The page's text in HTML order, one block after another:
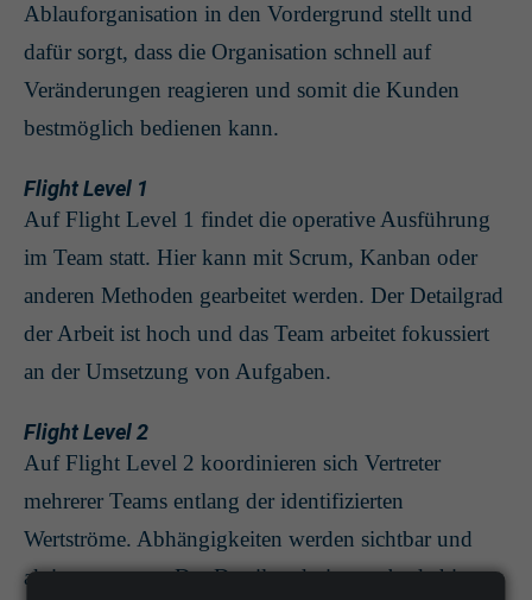
Ablauforganisation in den Vordergrund stellt und
dafür sorgt, dass die Organisation schnell auf
Veränderungen reagieren und somit die Kunden
bestmöglich bedienen kann.
Flight Level 1
Auf Flight Level 1 findet die operative Ausführung
im Team statt. Hier kann mit Scrum, Kanban oder
anderen Methoden gearbeitet werden. Der Detailgrad
der Arbeit ist hoch und das Team arbeitet fokussiert
an der Umsetzung von Aufgaben.
Flight Level 2
Auf Flight Level 2 koordinieren sich Vertreter
mehrerer Teams entlang der identifizierten
Wertströme. Abhängigkeiten werden sichtbar und
aktiv gemanagt. Der Detailgrad nimmt ab, da hier